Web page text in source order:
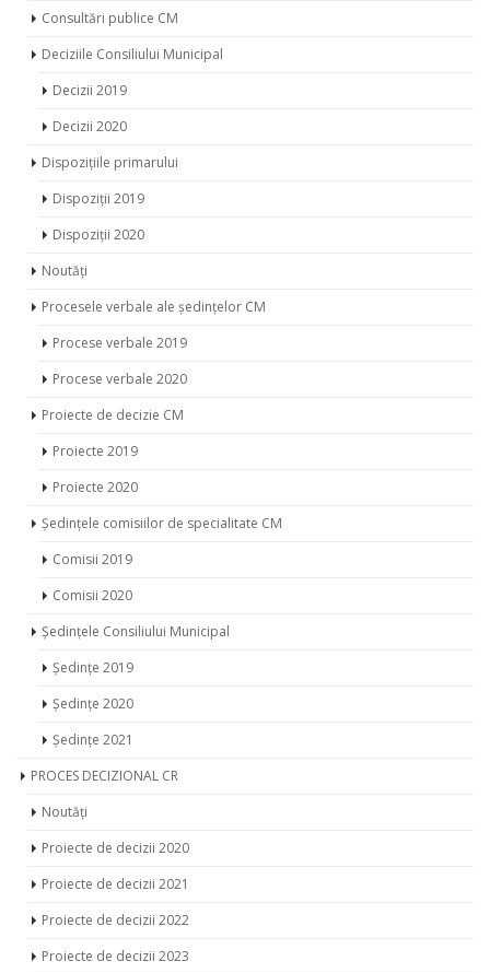
Consultări publice CM
Deciziile Consiliului Municipal
Decizii 2019
Decizii 2020
Dispozițiile primarului
Dispoziții 2019
Dispoziții 2020
Noutăți
Procesele verbale ale ședințelor CM
Procese verbale 2019
Procese verbale 2020
Proiecte de decizie CM
Proiecte 2019
Proiecte 2020
Ședințele comisiilor de specialitate CM
Comisii 2019
Comisii 2020
Ședințele Consiliului Municipal
Ședințe 2019
Ședințe 2020
Ședințe 2021
PROCES DECIZIONAL CR
Noutăți
Proiecte de decizii 2020
Proiecte de decizii 2021
Proiecte de decizii 2022
Proiecte de decizii 2023